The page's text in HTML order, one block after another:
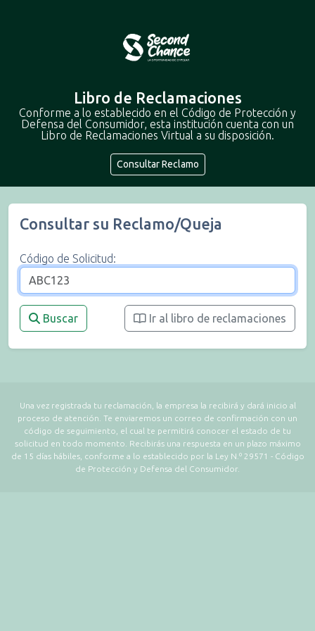
Libro de Reclamaciones
Conforme a lo establecido en el Código de Protección y
Defensa del Consumidor, esta institución cuenta con un
Libro de Reclamaciones Virtual a su disposición.
Consultar Reclamo
Consultar su Reclamo/Queja
Código de Solicitud:
Buscar Ir al libro de reclamaciones
Una vez registrada tu reclamación, la empresa la recibirá y dará inicio al
proceso de atención. Te enviaremos un correo de confirmación con un
código de seguimiento, el cual te permitirá conocer el estado de tu
solicitud en todo momento. Recibirás una respuesta en un plazo máximo
de 15 días hábiles, conforme a lo establecido por la Ley N.º 29571 - Código
de Protección y Defensa del Consumidor.